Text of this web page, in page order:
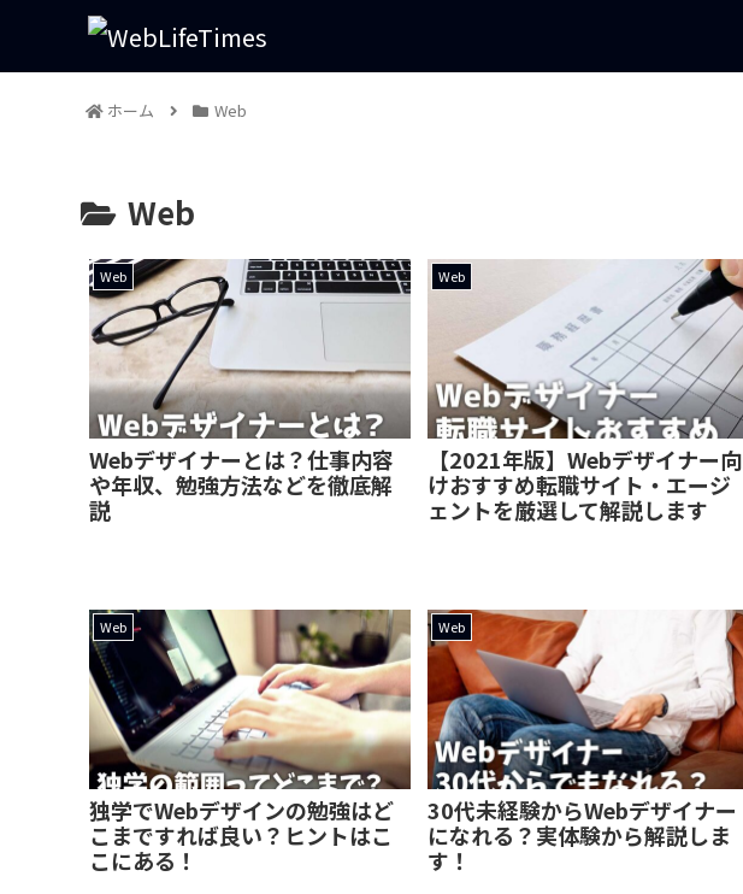
ホーム Web
Web
Web
Webデザイナーとは？仕事内容
や年収、勉強方法などを徹底解
説
Web
【2021年版】Webデザイナー向
けおすすめ転職サイト・エージ
ェントを厳選して解説します
Web
独学でWebデザインの勉強はど
こまですれば良い？ヒントはこ
こにある！
Web
30代未経験からWebデザイナー
になれる？実体験から解説しま
す！